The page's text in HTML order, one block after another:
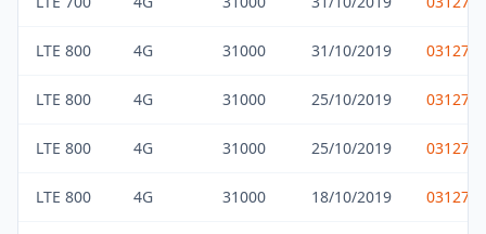
LTE 800 4G 31000 31/10/2019
LTE 800 4G 31000 25/10/2019
LTE 800 4G 31000 25/10/2019
LTE 800 4G 31000 18/10/2019